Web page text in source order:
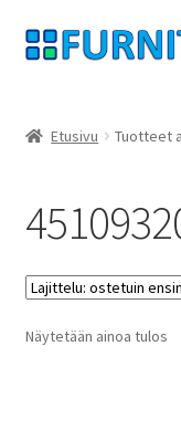
Siirry
navigointiin
Siirry
sisältöön
yksityisyyttä
peruuttamisoikeus
Ottaa yhteyttä
Etusivu Tuotteet
Näytetään ainoa tulos